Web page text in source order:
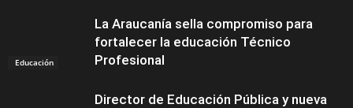
Educación
La Araucanía sella compromiso para
fortalecer la educación Técnico
Profesional
Director de Educación Pública y nueva